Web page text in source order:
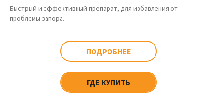
Быстрый и эффективный препарат, для избавления от
проблемы запора.
ПОДРОБНЕЕ
ГДЕ КУПИТЬ